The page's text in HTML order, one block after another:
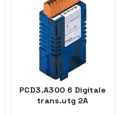
PCD3.A300 6 Digitale
trans.utg 2A